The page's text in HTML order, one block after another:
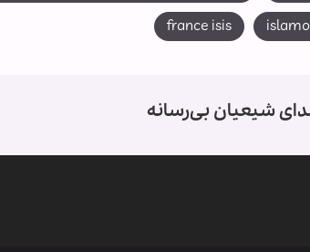
france isis
شیعیان بی‌رسانه